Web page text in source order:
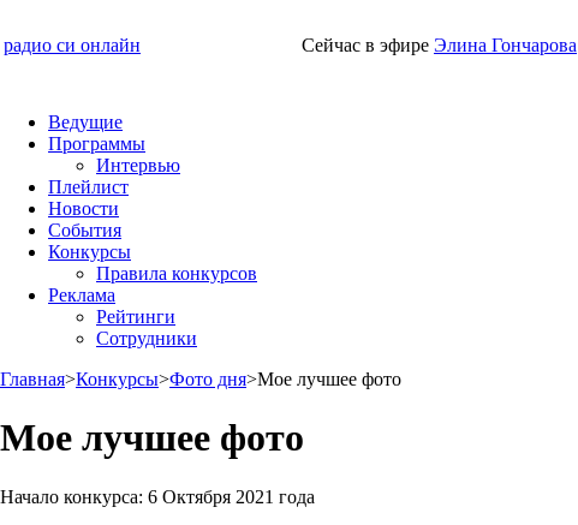
радио си онлайн Сейчас в эфире Элина Гончарова
Ведущие
Программы
Интервью
Плейлист
Новости
События
Конкурсы
Правила конкурсов
Реклама
Рейтинги
Сотрудники
Главная>Конкурсы>Фото дня>Мое лучшее фото
Мое лучшее фото
Начало конкурса: 6 Октября 2021 года